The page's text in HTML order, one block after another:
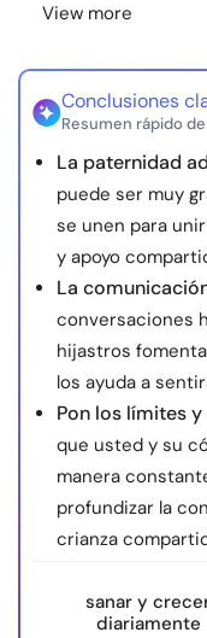
View more
Conclusiones
Resumen rápido
La paternidad
puede ser muy
se unen para
y apoyo
La
conversaciones
hijastros
los ayuda a
Pon los límites
que usted y su
manera
profundizar la
crianza
sanar y
diariamente